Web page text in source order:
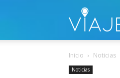
Inicio Noticias
Noticias